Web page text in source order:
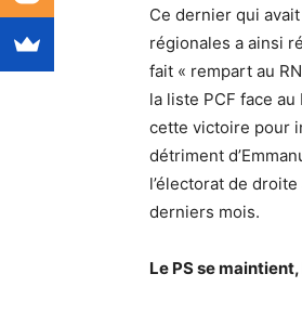
Ce dernier qui
régionales a ainsi
fait « rempart au
la liste PCF face
cette victoire pour
détriment
l’électorat de
derniers mois.
Le PS se